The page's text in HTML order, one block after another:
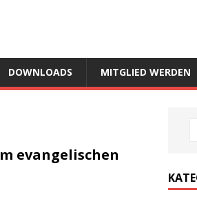
DOWNLOADS MITGLIED WERDEN
evangelischen